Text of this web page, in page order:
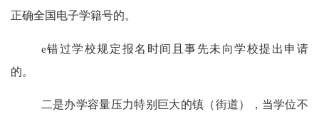
正确全国电子学籍号的。
e错过学校规定报名时间且事先未向学校提出申请
的。
二是办学容量压力特别巨大的镇（街道），当学位不